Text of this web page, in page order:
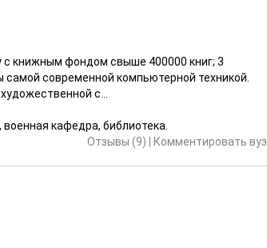
с книжным фондом свыше 400000 книг; 3
современной компьютерной техникой.
с...
кафедра, библиотека.
Отзывы (9)
Комментировать вуз